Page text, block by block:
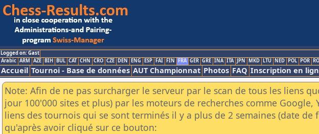
Logged on: Gast
Arabic ARM AZE BIH BUL CAT CHN CRO CZE DEN ENG ESP FAI FIN FRA GER GRE INA ITA JPN MKD LTU NED POL POR
Accueil Tournoi - Base de données AUT Championnat Photos FAQ Inscription en
Note: Afin de ne pas surcharger le serveur par le scan de tous les liens
jour 100'000 sites et plus) par les moteurs de recherches comme Google,
liens des tournois qui se sont terminés il y a plus de 2 semaines (date de
qu'après avoir cliqué sur ce bouton: